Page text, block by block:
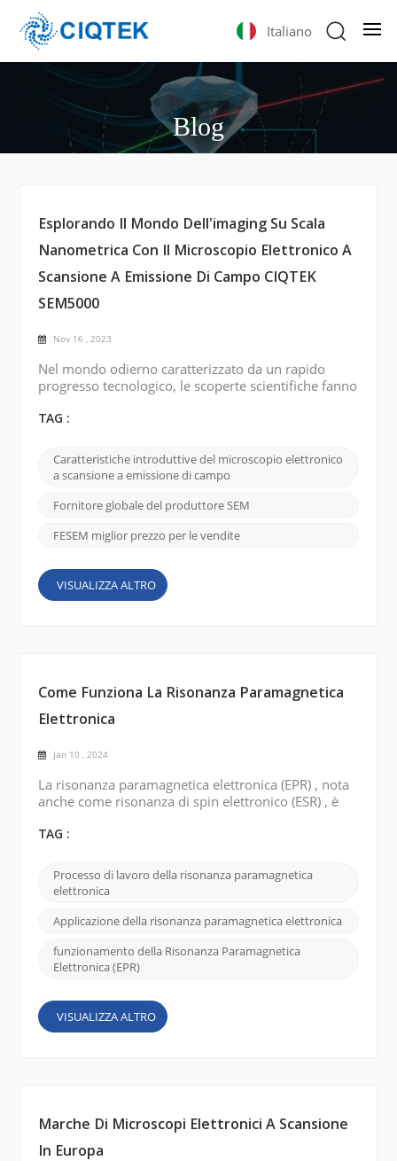
Italiano
Blog
Esplorando Il Mondo Dell'imaging Su Scala
Nanometrica Con Il Microscopio Elettronico A
Scansione A Emissione Di Campo CIQTEK
SEM5000
Nov 16 , 2023
Nel mondo odierno caratterizzato da un rapido
progresso tecnologico, le scoperte scientifiche fanno
visualizzare e comprendere i materiali su scala più
importanza è il microscopio elettronico a scansione
a emissione di campo (FE SEM) e CIQTEK SEM5000
si distingue per le sue capacità di imaging superiori
e la su...
TAG :
Caratteristiche introduttive del microscopio elettronico
a scansione a emissione di campo
Fornitore globale del produttore SEM
FESEM miglior prezzo per le vendite
VISUALIZZA ALTRO
Come Funziona La Risonanza Paramagnetica
Elettronica
Jan 10 , 2024
La risonanza paramagnetica elettronica (EPR) , nota
anche come risonanza di spin elettronico (ESR) , è
magnetiche dei materiali contenenti elettroni
funziona la risonanza paramagnetica elettronica :
Elettroni spaiati: molti materiali, come gli ioni dei
TAG :
Processo di lavoro della risonanza paramagnetica
elettronica
Applicazione della risonanza paramagnetica elettronica
funzionamento della Risonanza Paramagnetica
Elettronica (EPR)
VISUALIZZA ALTRO
Marche Di Microscopi Elettronici A Scansione
In Europa